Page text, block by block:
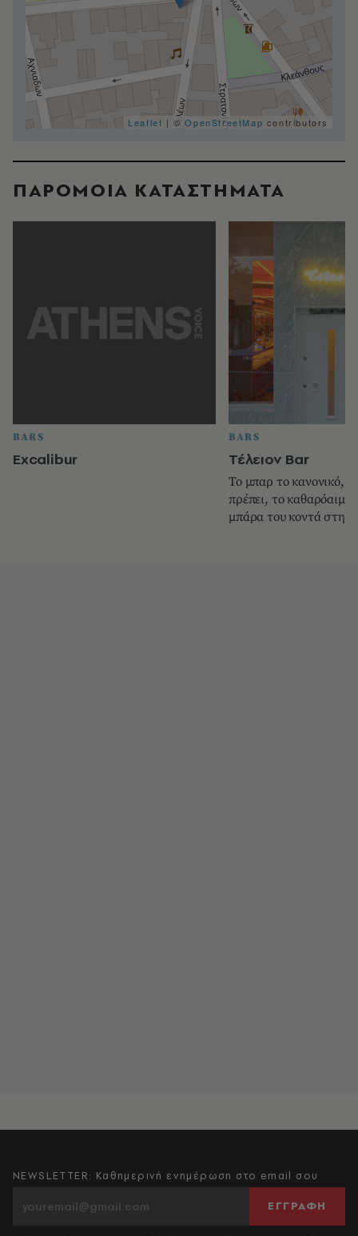
Leaflet | ©OpenStreetMap contributors
ΠΑΡΟΜΟΙΑ ΚΑΤΑΣΤΗΜΑΤΑ
BARS
Excalibur
BARS
Τέλειον Bar
Το μπαρ το κανονικό,
πρέπει, το καθαρόαιμο.
μπάρα του κοντά
NEWSLETTER: Καθημερινή ενημέρωση στο email σου
ΕΓΓΡΑΦΗ